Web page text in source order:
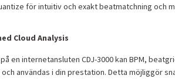
för intuitiv och exakt beatmatchning
Cloud Analysis
en internetansluten CDJ-3000 kan BPM,
användas i din prestation. Detta möjliggör